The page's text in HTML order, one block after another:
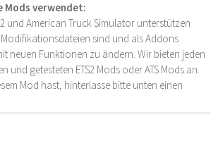
Mods verwendet:
und American Truck Simulator unterstützen
sind und als Addons
neuen Funktionen zu ändern. Wir bieten jeden
und getesteten ETS2 Mods oder ATS Mods an.
Mod hast, hinterlasse bitte unten einen